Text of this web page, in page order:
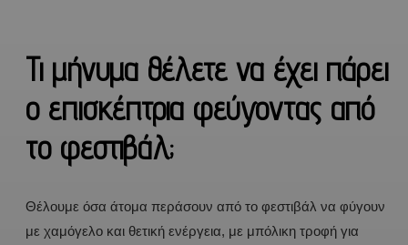
Τι μήνυμα θέλετε να έχει πάρει
ο επισκέπτρια φεύγοντας από
το φεστιβάλ;
Θέλουμε όσα άτομα περάσουν από το φεστιβάλ να φύγουν
με χαμόγελο και θετική ενέργεια, με μπόλικη τροφή για